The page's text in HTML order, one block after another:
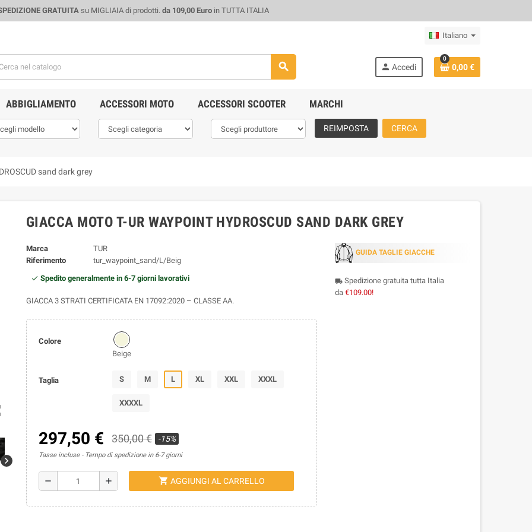
GRATUITAsu MIGLIAIA di prodotti. da 109,00 Euroin TUTTA ITALIA
Italiano
search person Accedi
0
0,00 €
ABBIGLIAMENTO ACCESSORI MOTO ACCESSORI SCOOTER MARCHI
REIMPOSTA CERCA
sand dark grey
chevron_right
GIACCA MOTO T-UR WAYPOINT HYDROSCUD SAND DARK GREY
Marca
TUR
Riferimento
tur_waypoint_sand/L/Beig
Spedito generalmente in 6-7 giorni lavorativi
GIACCA 3 STRATI CERTIFICATA EN 17092:2020 – CLASSE AA.
Colore
Beige
Taglia S M L XL XXL XXXL
XXXXL
297,50 € 350,00 € -15%
Tasse incluse Tempo di spedizione in 6-7 giorni
remove add shopping_cart AGGIUNGI AL CARRELLO
GUIDA TAGLIE GIACCHE
local_shippingSpedizione gratuita tutta Italia
da €109.00!